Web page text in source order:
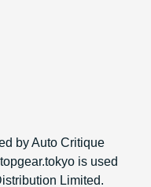
by Auto Critique
is used
Limited.